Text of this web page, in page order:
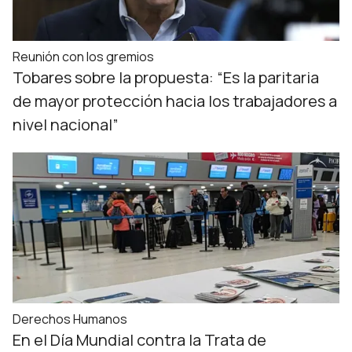
Reunión con los gremios
Tobares sobre la propuesta: “Es la paritaria
de mayor protección hacia los trabajadores a
nivel nacional”
Derechos Humanos
En el Día Mundial contra la Trata de